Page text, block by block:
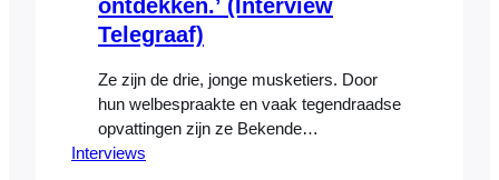
ontdekken.’ (Interview
Telegraaf)
Ze zijn de drie, jonge musketiers. Door
hun welbespraakte en vaak tegendraadse
opvattingen zijn ze Bekende
Nederlanders geworden. Sywert van
Interviews